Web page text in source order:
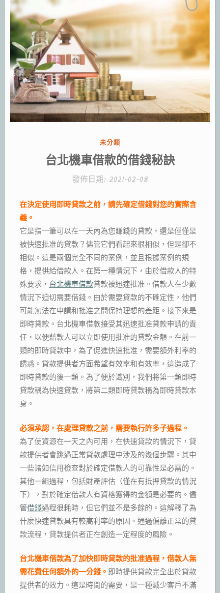
分
類:
未分類
台北機車借款的借錢秘訣
發佈日期: 2021-02-08
在決定使用即時貸款之前，請先確定借錢對您的實際含
義。
它是指一筆可以在一天內為您賺錢的貸款，還是僅僅是
被快速批准的貸款？儘管它們看起來很相似，但是卻不
相似。這是兩個完全不同的案例，並且根據案例的規
格，提供給借款人。在第一種情況下，由於借款人的特
殊要求， 台北機車借款貸款被迅速批准。借款人在少數
情況下迫切需要借錢。由於需要貸款的不確定性，他們
可能無法在申請和批准之間保持理想的差距。接下來是
即時貸款。台北機車借款接受其迅速批准貸款申請的責
任，以便藉款人可以立即使用批准的貸款金額。在前一
類的即時貸款中，為了促進快速批准，需要額外利率的
誘惑。貸款提供者方面希望有效率和有效率，這造成了
即時貸款的後一類。為了便於識別，我們將第一類即時
貸款稱為快速貸款，將第二類即時貸款稱為即時貸款本
身。
必須承認，在處理貸款之前，需要執行許多子過程。
為了使資源在一天之內可用，在快速貸款的情況下，貸
款提供者會跳過正常貸款處理中涉及的幾個步驟。其中
一些諸如信用檢查對於確定借款人的可靠性是必需的。
其他一組過程，包括財產評估（僅在有抵押貸款的情況
下），對於確定借款人有資格獲得的金額是必要的。儘
管借錢過程很耗時，但它們並不是多餘的。這解釋了為
什麼快速貸款具有較高利率的原因。通過偏離正常的貸
款流程，貸款提供者正在創造一定程度的風險。
台北機車借款為了加快即時貸款的批准過程，借款人無
需花費任何額外的一分錢。 即時提供貸款完全出於貸款
提供者的效力。這是時間的需要，是一種減少客戶不滿